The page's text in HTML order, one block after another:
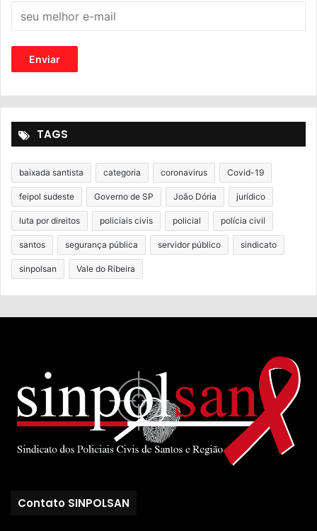
TAGS
baixada santista categoria coronavirus Covid-19
feipol sudeste Governo de SP João Dória jurídico
luta por direitos policiais civis policial polícia civil
santos segurança pública servidor público sindicato
sinpolsan Vale do Ribeira
Contato SINPOLSAN